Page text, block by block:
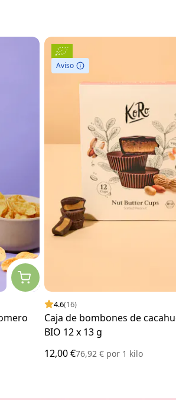
Aviso
4.6(16)
Caja de bombones de
BIO 12 x 13 g
12,00 €76,92 € por1 kilo